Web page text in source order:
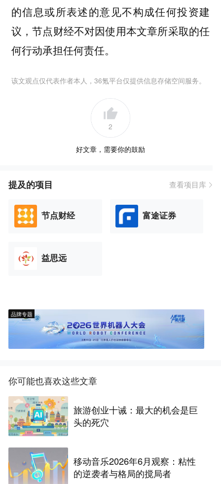
的信息或所表述的意见不构成任何投资建
议，节点财经不对因使用本文章所采取的任
何行动承担任何责任。
该文观点仅代表作者本人，36氪平台仅提供信息存储空间服务。
2
好文章，需要你的鼓励
提及的项目 查看项目库
节点财经 富途证券
益思远
品牌专题
你可能也喜欢这些文章
旅游创业十诫：最大的机会是巨
头的死穴
移动音乐2026年6月观察：粘性
的逆袭者与格局的搅局者